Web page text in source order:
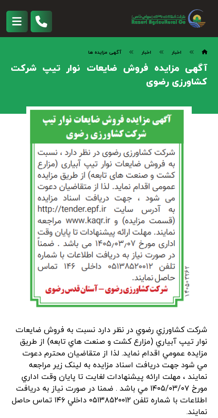
اخبار اخبار آگهی مزایده ها
آگهی مزایده فروش ضایعات نوار تیپ شرکت
کشاورزی رضوی
شركت كشاورزي رضوي در نظر دارد نسبت به فروش ضايعات
نوار تيپ آبياري (مزارع كشت و صنعت هاي تابعه) از طريق
مزايده عمومي اقدام نمايد. لذا از متقاضيان محترم دعوت
مي شود جهت دريافت اسناد مزايده به لینک زیر مراجعه
نمايند ، مهلت ارائه پيشنهادات لغايت تا پايان وقت اداري
مورخ ۱۴۰۵/۰۳/۰۷ مي باشد . ضمنا در صورت نياز به دريافت
اطلاعات با شماره تلفن ۰۵۱۳۸۵۲۰۰۱۲ داخلي ۱۴۶ تماس حاصل
نمايند.